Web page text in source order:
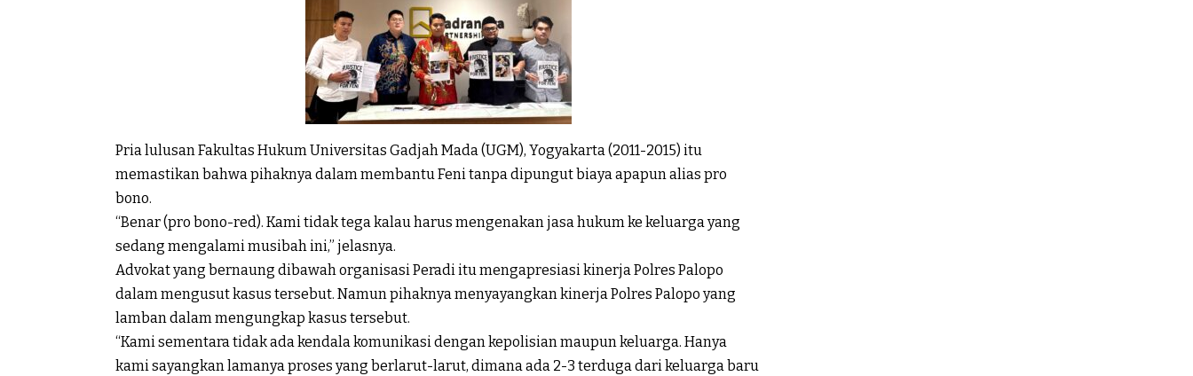
Pria lulusan Fakultas Hukum Universitas Gadjah Mada (UGM), Yogyakarta (2011-2015) itu
memastikan bahwa pihaknya dalam membantu Feni tanpa dipungut biaya apapun alias pro
bono.
“Benar (pro bono-red). Kami tidak tega kalau harus mengenakan jasa hukum ke keluarga yang
sedang mengalami musibah ini,” jelasnya.
Advokat yang bernaung dibawah organisasi Peradi itu mengapresiasi kinerja Polres Palopo
dalam mengusut kasus tersebut. Namun pihaknya menyayangkan kinerja Polres Palopo yang
lamban dalam mengungkap kasus tersebut.
“Kami sementara tidak ada kendala komunikasi dengan kepolisian maupun keluarga. Hanya
kami sayangkan lamanya proses yang berlarut-larut, dimana ada 2-3 terduga dari keluarga baru